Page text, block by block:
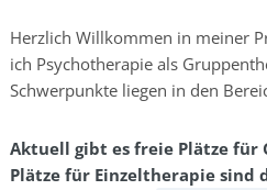
Herzlich Willkommen in meiner
ich Psychotherapie als
Schwerpunkte liegen in den
Aktuell gibt es freie Plätze für
Plätze für Einzeltherapie